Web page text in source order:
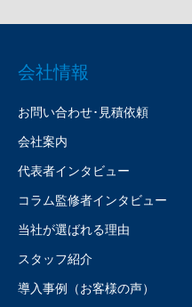
会社情報
お問い合わせ･見積依頼
会社案内
代表者インタビュー
コラム監修者インタビュー
当社が選ばれる理由
スタッフ紹介
導入事例（お客様の声）